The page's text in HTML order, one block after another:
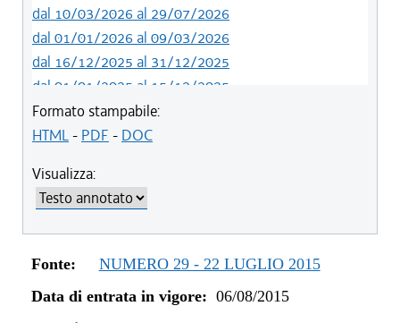
dal 10/03/2026 al 29/07/2026
dal 01/01/2026 al 09/03/2026
dal 16/12/2025 al 31/12/2025
dal 01/01/2025 al 15/12/2025
dal 01/01/2024 al 31/12/2024
dal 23/02/2023 al 31/12/2023
dal 14/06/2022 al 31/12/2022
dal 06/11/2021 al 31/12/2021
dal 12/08/2021 al 05/11/2021
dal 20/05/2021 al 11/08/2021
dal 01/01/2021 al 26/04/2021
Formato stampabile:
HTML- PDF - DOC
Visualizza:
Fonte:
NUMERO 29 - 22 LUGLIO 2015
Data di entrata in vigore: 06/08/2015